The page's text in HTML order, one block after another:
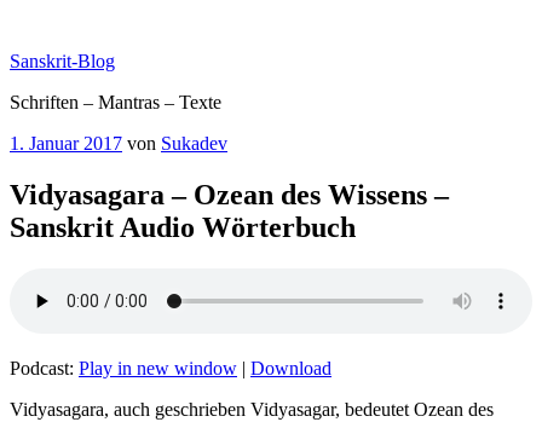
springen
Sanskrit-Blog
Schriften – Mantras – Texte
Veröffentlicht
1. Januar 2017 von Sukadev
Vidyasagara – Ozean des Wissens –
Sanskrit Audio Wörterbuch
Podcast: Play in new window | Download
Vidyasagara, auch geschrieben Vidyasagar, bedeutet Ozean des